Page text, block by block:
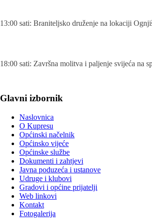
13:00 sati: Braniteljsko druženje na lokaciji
18:00 sati: Završna molitva i paljenje svijeća na
Glavni izbornik
Naslovnica
O Kupresu
Općinski načelnik
Općinsko vijeće
Općinske službe
Dokumenti i zahtjevi
Javna poduzeća i ustanove
Udruge i klubovi
Gradovi i općine prijatelji
Web linkovi
Kontakt
Fotogalerija